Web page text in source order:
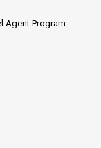
Agent Program